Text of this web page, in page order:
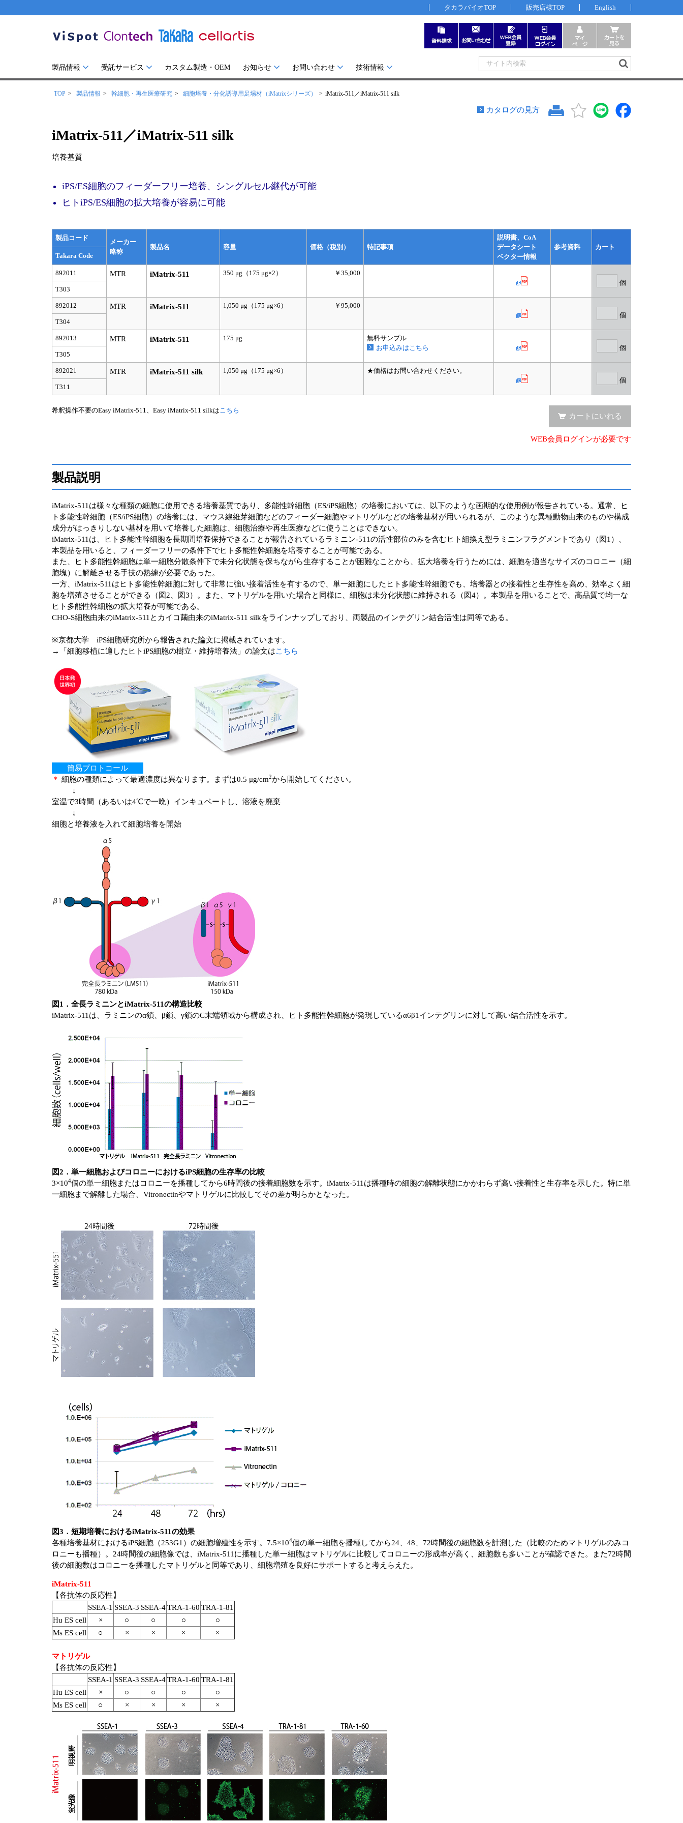
タカラバイオTOP 販売店様TOP English
製品情報 受託サービス カスタム製造・OEM お知らせ お問い合わせ 技術情報
TOP 製品情報 幹細胞・再生医療研究 細胞培養・分化誘導用足場材（iMatrixシリーズ） iMatrix-511／iMatrix-511 silk
カタログの見方
iMatrix-511／iMatrix-511 silk
培養基質
iPS/ES細胞のフィーダーフリー培養、シングルセル継代が可能
ヒトiPS/ES細胞の拡大培養が容易に可能
製品コード
メーカー
略称
製品名 容量 価格（税別） 特記事項
説明書、CoA
データシート
ベクター情報
参考資料
カート
Takara Code
892011 MTR iMatrix-511 350 μg（175 μg×2）
￥35,000
個
T303
892012 MTR iMatrix-511 1,050 μg（175 μg×6）
￥95,000
個
T304
892013 MTR iMatrix-511 175 μg
無料サンプル
お申込みはこちら
個
T305
892021 MTR iMatrix-511 silk 1,050 μg（175 μg×6）
★価格はお問い合わせください。
個
T311
希釈操作不要のEasy iMatrix-511、Easy iMatrix-511 silkはこちら
カートにいれる
WEB会員ログインが必要です
製品説明
iMatrix-511は様々な種類の細胞に使用できる培養基質であり、多能性幹細胞（ES/iPS細胞）の培養においては、以下のような画期的な使用例が報告されている。通常、ヒ
ト多能性幹細胞（ES/iPS細胞）の培養には、マウス線維芽細胞などのフィーダー細胞やマトリゲルなどの培養基材が用いられるが、このような異種動物由来のものや構成
成分がはっきりしない基材を用いて培養した細胞は、細胞治療や再生医療などに使うことはできない。
iMatrix-511は、ヒト多能性幹細胞を長期間培養保持できることが報告されているラミニン-511の活性部位のみを含むヒト組換え型ラミニンフラグメントであり（図1）、
本製品を用いると、フィーダーフリーの条件下でヒト多能性幹細胞を培養することが可能である。
また、ヒト多能性幹細胞は単一細胞分散条件下で未分化状態を保ちながら生存することが困難なことから、拡大培養を行うためには、細胞を適当なサイズのコロニー（細
胞塊）に解離させる手技の熟練が必要であった。
一方、iMatrix-511はヒト多能性幹細胞に対して非常に強い接着活性を有するので、単一細胞にしたヒト多能性幹細胞でも、培養器との接着性と生存性を高め、効率よく細
胞を増殖させることができる（図2、図3）。また、マトリゲルを用いた場合と同様に、細胞は未分化状態に維持される（図4）。本製品を用いることで、高品質で均一な
ヒト多能性幹細胞の拡大培養が可能である。
CHO-S細胞由来のiMatrix-511とカイコ繭由来のiMatrix-511 silkをラインナップしており、両製品のインテグリン結合活性は同等である。
※京都大学 iPS細胞研究所から報告された論文に掲載されています。
→「細胞移植に適したヒトiPS細胞の樹立・維持培養法」の論文はこちら
簡易プロトコール
＊ 細胞の種類によって最適濃度は異なります。まずは0.5 μg/cm2から開始してください。
↓
室温で3時間（あるいは4℃で一晩）インキュベートし、溶液を廃棄
↓
細胞と培養液を入れて細胞培養を開始
図1．全長ラミニンとiMatrix-511の構造比較
iMatrix-511は、ラミニンのα鎖、β鎖、γ鎖のC末端領域から構成され、ヒト多能性幹細胞が発現しているα6β1インテグリンに対して高い結合活性を示す。
図2．単一細胞およびコロニーにおけるiPS細胞の生存率の比較
3×104個の単一細胞またはコロニーを播種してから6時間後の接着細胞数を示す。iMatrix-511は播種時の細胞の解離状態にかかわらず高い接着性と生存率を示した。特に単
一細胞まで解離した場合、Vitronectinやマトリゲルに比較してその差が明らかとなった。
図3．短期培養におけるiMatrix-511の効果
各種培養基材におけるiPS細胞（253G1）の細胞増殖性を示す。7.5×104個の単一細胞を播種してから24、48、72時間後の細胞数を計測した（比較のためマトリゲルのみコ
ロニーも播種）。24時間後の細胞像では、iMatrix-511に播種した単一細胞はマトリゲルに比較してコロニーの形成率が高く、細胞数も多いことが確認できた。また72時間
後の細胞数はコロニーを播種したマトリゲルと同等であり、細胞増殖を良好にサポートすると考えらえた。
iMatrix-511
【各抗体の反応性】
SSEA-1 SSEA-3 SSEA-4TRA-1-60 TRA-1-81
Hu ES cell
× ○ ○ ○
○
Ms ES cell
○ × × × ×
マトリゲル
【各抗体の反応性】
SSEA-1 SSEA-3 SSEA-4TRA-1-60 TRA-1-81
Hu ES cell
× ○ ○ ○
○
Ms ES cell
○ × × × ×